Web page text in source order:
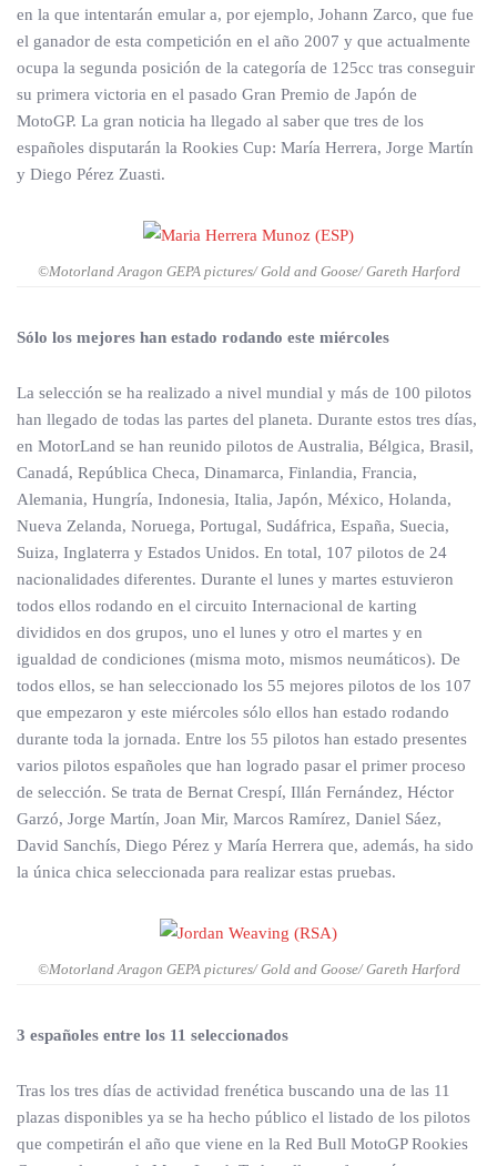
en la que intentarán emular a, por ejemplo, Johann Zarco, que fue
el ganador de esta competición en el año 2007 y que actualmente
ocupa la segunda posición de la categoría de 125cc tras conseguir
su primera victoria en el pasado Gran Premio de Japón de
MotoGP. La gran noticia ha llegado al saber que tres de los
españoles disputarán la Rookies Cup: María Herrera, Jorge Martín
y Diego Pérez Zuasti.
©Motorland Aragon GEPA pictures/ Gold and Goose/ Gareth Harford
Sólo los mejores han estado rodando este miércoles
La selección se ha realizado a nivel mundial y más de 100 pilotos
han llegado de todas las partes del planeta. Durante estos tres días,
en MotorLand se han reunido pilotos de Australia, Bélgica, Brasil,
Canadá, República Checa, Dinamarca, Finlandia, Francia,
Alemania, Hungría, Indonesia, Italia, Japón, México, Holanda,
Nueva Zelanda, Noruega, Portugal, Sudáfrica, España, Suecia,
Suiza, Inglaterra y Estados Unidos. En total, 107 pilotos de 24
nacionalidades diferentes. Durante el lunes y martes estuvieron
todos ellos rodando en el circuito Internacional de karting
divididos en dos grupos, uno el lunes y otro el martes y en
igualdad de condiciones (misma moto, mismos neumáticos). De
todos ellos, se han seleccionado los 55 mejores pilotos de los 107
que empezaron y este miércoles sólo ellos han estado rodando
durante toda la jornada. Entre los 55 pilotos han estado presentes
varios pilotos españoles que han logrado pasar el primer proceso
de selección. Se trata de Bernat Crespí, Illán Fernández, Héctor
Garzó, Jorge Martín, Joan Mir, Marcos Ramírez, Daniel Sáez,
David Sanchís, Diego Pérez y María Herrera que, además, ha sido
la única chica seleccionada para realizar estas pruebas.
©Motorland Aragon GEPA pictures/ Gold and Goose/ Gareth Harford
3 españoles entre los 11 seleccionados
Tras los tres días de actividad frenética buscando una de las 11
plazas disponibles ya se ha hecho público el listado de los pilotos
que competirán el año que viene en la Red Bull MotoGP Rookies